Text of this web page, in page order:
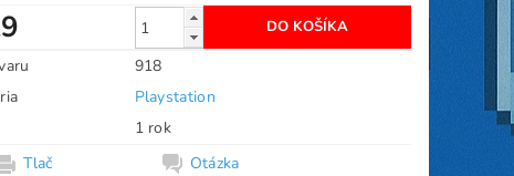
918
Playstation
1 rok
Tlač
Otázka